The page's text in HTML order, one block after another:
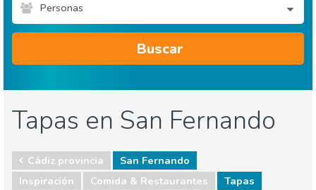
Personas
Buscar
Tapas en San Fernando
Cádiz provincia
San Fernando
Inspiración
Comida & Restaurantes Tapas